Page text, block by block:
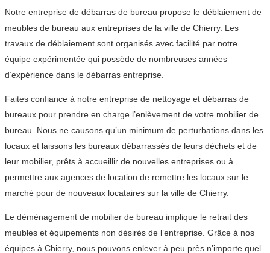
Notre entreprise de débarras de bureau propose le déblaiement de
meubles de bureau aux entreprises de la ville de Chierry. Les
travaux de déblaiement sont organisés avec facilité par notre
équipe expérimentée qui possède de nombreuses années
d’expérience dans le débarras entreprise.
Faites confiance à notre entreprise de nettoyage et débarras de
bureaux pour prendre en charge l’enlèvement de votre mobilier de
bureau. Nous ne causons qu’un minimum de perturbations dans les
locaux et laissons les bureaux débarrassés de leurs déchets et de
leur mobilier, prêts à accueillir de nouvelles entreprises ou à
permettre aux agences de location de remettre les locaux sur le
marché pour de nouveaux locataires sur la ville de Chierry.
Le déménagement de mobilier de bureau implique le retrait des
meubles et équipements non désirés de l’entreprise. Grâce à nos
équipes à Chierry, nous pouvons enlever à peu près n’importe quel